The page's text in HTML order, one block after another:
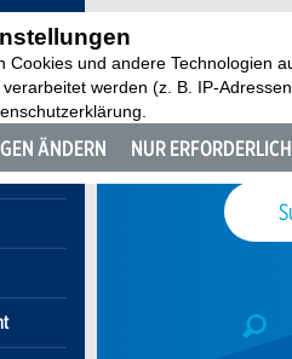
Cookies und andere Technologien
werden (z. B. IP-
ÄNDERN NUR